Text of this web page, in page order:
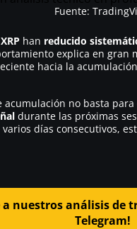
Fuente:
han reducido
explica en
hacia la
no basta
durante las próximas
días consecutivos,
a nuestros análisis de
Telegram!